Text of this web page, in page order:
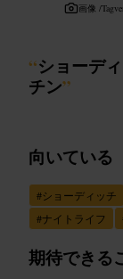
画像 /
“ショーデ
チン”
向いている
#ショーディッチ
#ナイトライフ
期待できる